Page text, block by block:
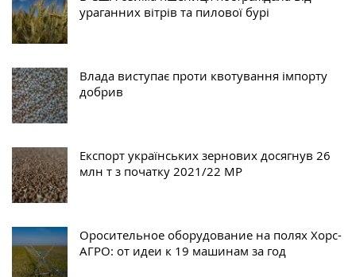
ураганних вітрів та пилової бурі
Влада виступає проти квотування імпорту
добрив
Експорт українських зернових досягнув 26
млн т з початку 2021/22 МР
Оросительное оборудование на полях Хорс-
АГРО: от идеи к 19 машинам за год